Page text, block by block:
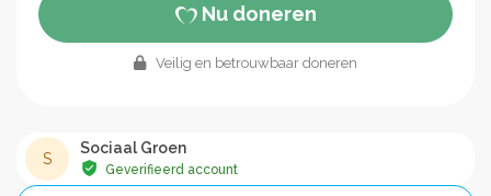
Nu doneren
Veilig en betrouwbaar doneren
S
Sociaal Groen
Geverifieerd account